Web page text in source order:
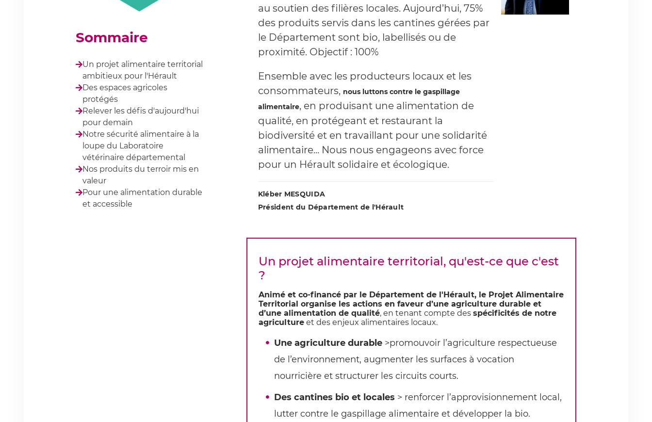
Sommaire
Un projet alimentaire territorial
ambitieux pour l'Hérault
Des espaces agricoles
protégés
Relever les défis d'aujourd'hui
pour demain
Notre sécurité alimentaire à la
loupe du Laboratoire
vétérinaire départemental
Nos produits du terroir mis en
valeur
Pour une alimentation durable
et accessible
au soutien des filières locales. Aujourd’hui, 75%
des produits servis dans les cantines gérées par
le Département sont bio, labellisés ou de
proximité. Objectif : 100%
Ensemble avec les producteurs locaux et les
consommateurs, nous luttons contre le gaspillage
alimentaire, en produisant une alimentation de
qualité, en protégeant et restaurant la
biodiversité et en travaillant pour une solidarité
alimentaire... Nous nous engageons avec force
pour un Hérault solidaire et écologique.
Kléber MESQUIDA
Président du Département de l'Hérault
Un projet alimentaire territorial, qu'est-ce que c'est
?
Animé et co-financé par le Département de l'Hérault, le Projet Alimentaire
Territorial organise les actions en faveur d’une agriculture durable et
d’une alimentation de qualité, en tenant compte desspécificités de notre
agriculture et des enjeux alimentaires locaux.
Une agriculture durable >promouvoir l’agriculture respectueuse
de l’environnement, augmenter les surfaces à vocation
nourricière et structurer les circuits courts.
Des cantines bio et locales > renforcer l’approvisionnement local,
lutter contre le gaspillage alimentaire et développer la bio.